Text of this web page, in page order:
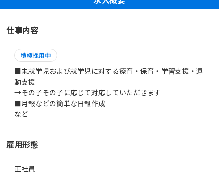
仕事内容
積極採用中
■未就学児および就学児に対する療育・保育・学習支援・運
動支援
→その子その子に応じて対応していただきます
■月報などの簡単な日報作成
など
雇用形態
正社員